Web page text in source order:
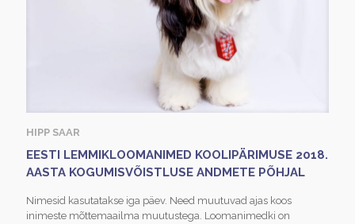
HIPP SAAR
EESTI LEMMIKLOOMANIMED KOOLIPÄRIMUSE 2018.
AASTA KOGUMISVÕISTLUSE ANDMETE PÕHJAL
Nimesid kasutatakse iga päev. Need muutuvad ajas koos
inimeste mõttemaailma muutustega. Loomanimedki on